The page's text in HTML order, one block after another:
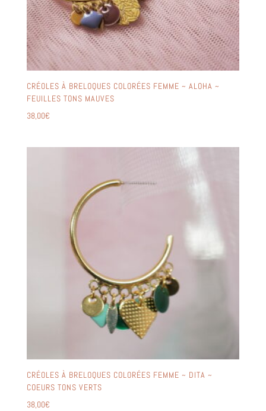
CRÉOLES À BRELOQUES COLORÉES FEMME ~ ALOHA ~
FEUILLES TONS MAUVES
38,00€
CRÉOLES À BRELOQUES COLORÉES FEMME ~ DITA ~
COEURS TONS VERTS
38,00€